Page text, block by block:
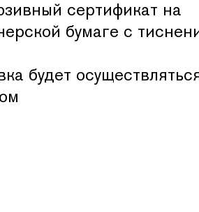
библиотека
сертификат на
бумаге с
будет